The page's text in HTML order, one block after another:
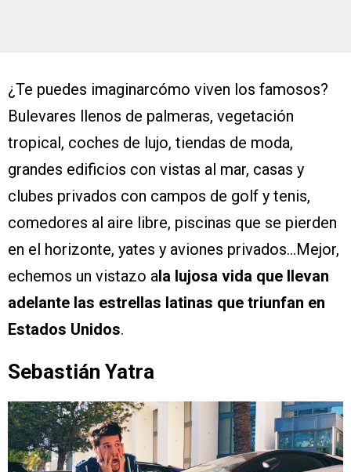
¿Te puedes imaginarcómo viven los famosos?
Bulevares llenos de palmeras, vegetación
tropical, coches de lujo, tiendas de moda,
grandes edificios con vistas al mar, casas y
clubes privados con campos de golf y tenis,
comedores al aire libre, piscinas que se pierden
en el horizonte, yates y aviones privados…Mejor,
echemos un vistazo a la lujosa vida que llevan
adelante las estrellas latinas que triunfan en
Estados Unidos.
Sebastián Yatra